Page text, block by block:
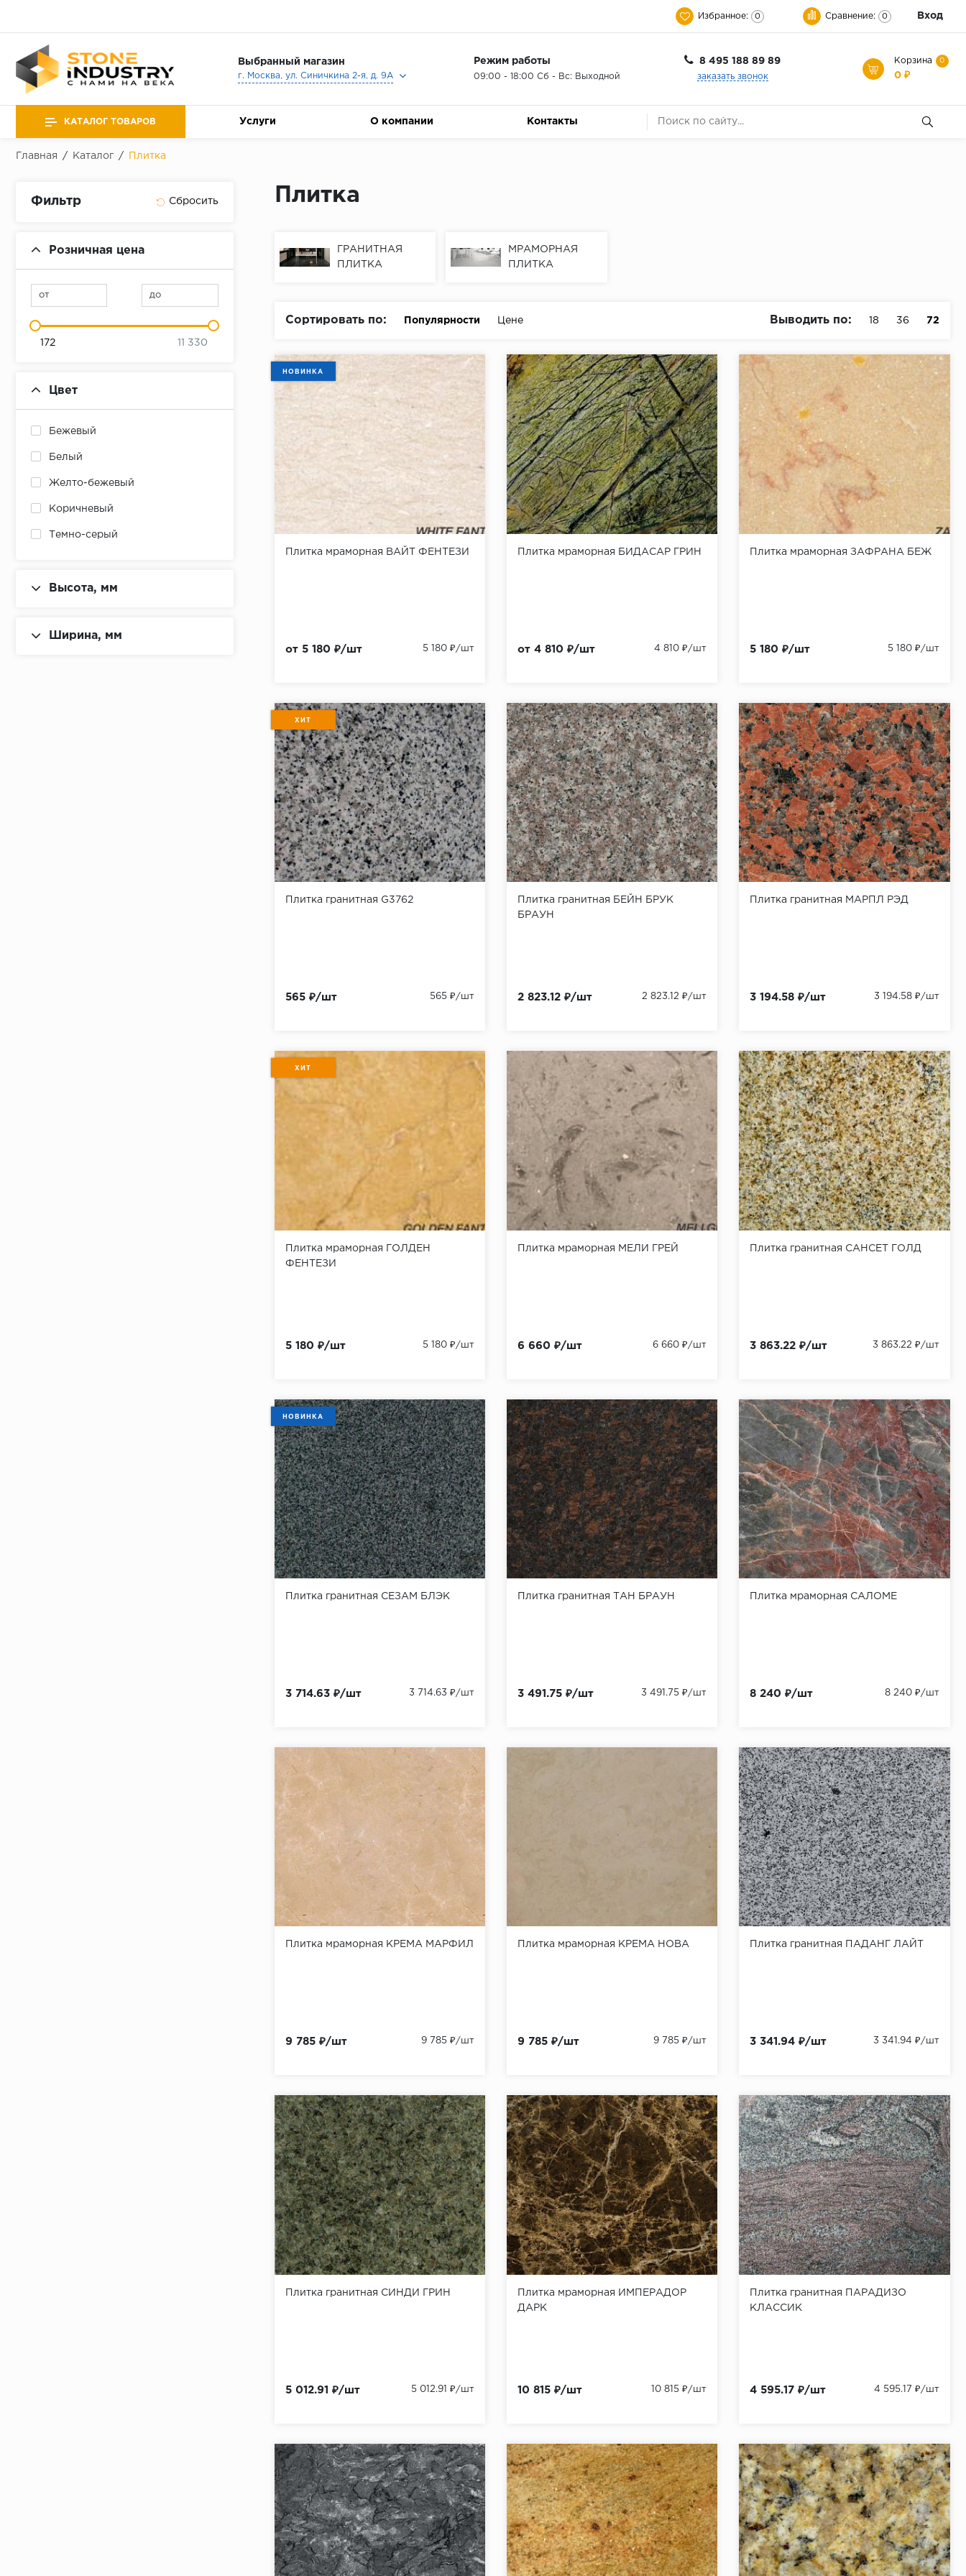
Избранное: 0 Сравнение: 0 Вход
Выбранный магазин
г. Москва, ул. Синичкина 2-я, д. 9А
Режим работы
09:00 - 18:00 Сб - Вс: Выходной
8 495 188 89 89
заказать звонок
Корзина 0
0 ₽
КАТАЛОГ ТОВАРОВ Услуги О компании Контакты
Главная / Каталог / Плитка
Фильтр
Розничная цена
от до
172 11 330
Цвет
Бежевый
Белый
Желто-бежевый
Коричневый
Темно-серый
Бело-серый
Темно-коричневый
Высота, мм
Ширина, мм
Плитка
ГРАНИТНАЯ
ПЛИТКА
МРАМОРНАЯ
ПЛИТКА
Сортировать по: Популярности Цене Выводить по: 18 36 72
НОВИНКА
Плитка мраморная ВАЙТ ФЕНТЕЗИ
от 5 180 ₽/шт 5 180 ₽/шт
Плитка мраморная БИДАСАР ГРИН
от 4 810 ₽/шт 4 810 ₽/шт
Плитка мраморная ЗАФРАНА БЕЖ
5 180 ₽/шт 5 180 ₽/шт
ХИТ
Плитка гранитная G3762
565 ₽/шт 565 ₽/шт
Плитка гранитная БЕЙН БРУК
БРАУН
2 823.12 ₽/шт 2 823.12 ₽/шт
Плитка гранитная МАРПЛ РЭД
3 194.58 ₽/шт 3 194.58 ₽/шт
ХИТ
Плитка мраморная ГОЛДЕН
ФЕНТЕЗИ
5 180 ₽/шт 5 180 ₽/шт
Плитка мраморная МЕЛИ ГРЕЙ
6 660 ₽/шт 6 660 ₽/шт
Плитка гранитная САНСЕТ ГОЛД
3 863.22 ₽/шт 3 863.22 ₽/шт
НОВИНКА
Плитка гранитная СЕЗАМ БЛЭК
3 714.63 ₽/шт 3 714.63 ₽/шт
Плитка гранитная ТАН БРАУН
3 491.75 ₽/шт 3 491.75 ₽/шт
Плитка мраморная САЛОМЕ
8 240 ₽/шт 8 240 ₽/шт
Плитка мраморная КРЕМА МАРФИЛ
9 785 ₽/шт 9 785 ₽/шт
Плитка мраморная КРЕМА НОВА
9 785 ₽/шт 9 785 ₽/шт
Плитка гранитная ПАДАНГ ЛАЙТ
3 341.94 ₽/шт 3 341.94 ₽/шт
Плитка гранитная СИНДИ ГРИН
5 012.91 ₽/шт 5 012.91 ₽/шт
Плитка мраморная ИМПЕРАДОР
ДАРК
10 815 ₽/шт 10 815 ₽/шт
Плитка гранитная ПАРАДИЗО
КЛАССИК
4 595.17 ₽/шт 4 595.17 ₽/шт